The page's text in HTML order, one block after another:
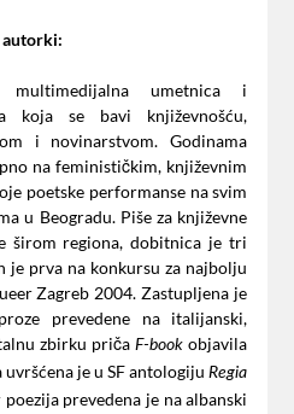
autorki:
umetnica i
koja se bavi književnošću,
i novinarstvom. Godinama
na feminističkim, književnim
poetske performanse na svim
u Beogradu. Piše za književne
širom regiona, dobitnica je tri
je prva na konkursu za najbolju
Zagreb 2004. Zastupljena je
prevedene na italijanski,
zbirku pričaF-book objavila
je u SF antologijuRegia
prevedena je na albanski